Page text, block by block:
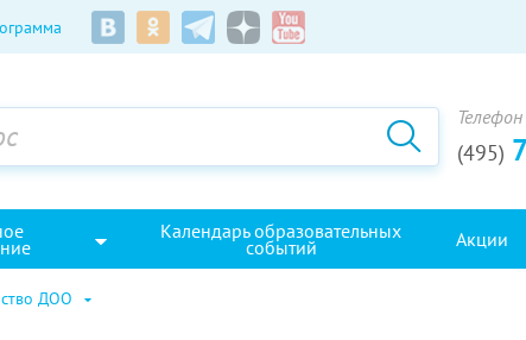
(495)
Календарь образовательных
событий Акции
ДОО